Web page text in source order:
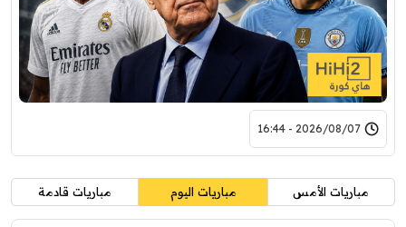
2026/08/07 - 16:44
مباريات الأمس مباريات اليوم مباريات قادمة